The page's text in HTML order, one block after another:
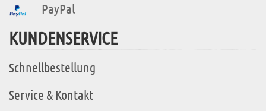
PayPal
KUNDENSERVICE
Schnellbestellung
Service & Kontakt